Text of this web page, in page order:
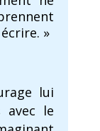
»
lui
avec le